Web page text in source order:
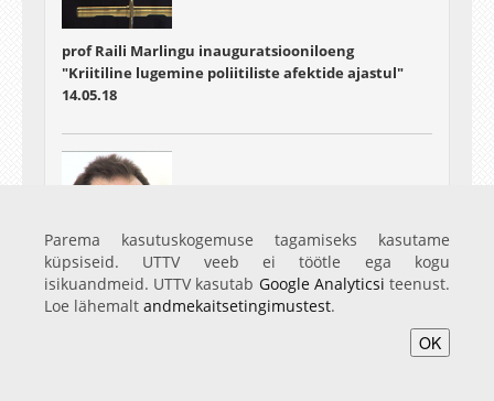
prof Raili Marlingu inauguratsiooniloeng
"Kriitiline lugemine poliitiliste afektide ajastul"
14.05.18
Parema kasutuskogemuse tagamiseks kasutame
küpsiseid. UTTV veeb ei töötle ega kogu
isikuandmeid. UTTV kasutab Google Analyticsi teenust.
Loe lähemalt andmekaitsetingimustest.
OK